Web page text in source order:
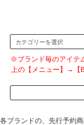
※ブランド毎のアイテ
上の【メニュー】→【
各ブランドの、先行予約